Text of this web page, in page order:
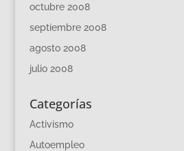
octubre 2008
septiembre 2008
agosto 2008
julio 2008
Categorías
Activismo
Autoempleo